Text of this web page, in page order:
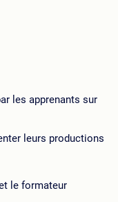
les apprenants sur
leurs productions
le formateur